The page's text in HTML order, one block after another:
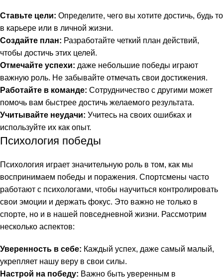
Ставьте цели: Определите, чего вы хотите достичь, будь то
в карьере или в личной жизни.
Создайте план: Разработайте четкий план действий,
чтобы достичь этих целей.
Отмечайте успехи: даже небольшие победы играют
важную роль. Не забывайте отмечать свои достижения.
Работайте в команде: Сотрудничество с другими может
помочь вам быстрее достичь желаемого результата.
Учитывайте неудачи: Учитесь на своих ошибках и
используйте их как опыт.
Психология победы
Психология играет значительную роль в том, как мы
воспринимаем победы и поражения. Спортсмены часто
работают с психологами, чтобы научиться контролировать
свои эмоции и держать фокус. Это важно не только в
спорте, но и в нашей повседневной жизни. Рассмотрим
несколько аспектов:
Уверенность в себе: Каждый успех, даже самый малый,
укрепляет нашу веру в свои силы.
Настрой на победу: Важно быть уверенным в